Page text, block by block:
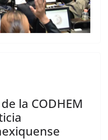
la CODHEM